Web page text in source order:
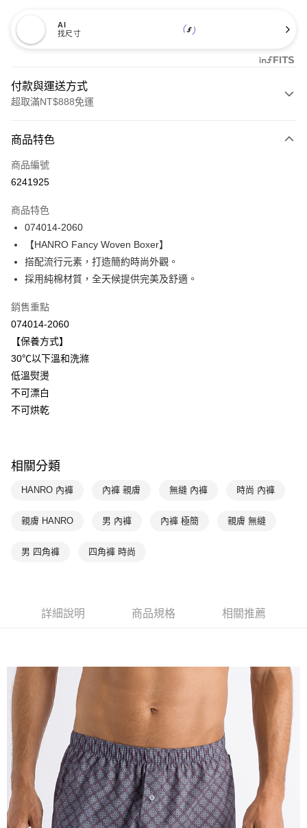
AI
找尺寸
付款與運送方式
超取滿NT$888免運
信用卡一次付款
信用卡分期付款
合作金庫商業銀行
華南商業銀行
上海商業儲蓄銀行
國泰世華商業銀行
兆豐國際商業銀行
臺灣中小企業銀行
台中商業銀行
聯邦商業銀行
台新國際商業銀行
台灣樂天信用卡公司
Apple Pay
悠遊付
ATM付款
運送方式
付款後全家取貨$888免運-以PackAge+配客嘉循環箱包裝寄出
每筆NT$90，滿NT$888(含以上)免運費
付款後7-11取貨
每筆NT$90，滿NT$1,000(含以上)免運費
商品特色
商品編號
6241925
商品特色
074014-2060
【HANRO Fancy Woven Boxer】
搭配流行元素，打造簡約時尚外觀。
採用純棉材質，全天候提供完美及舒適。
銷售重點
074014-2060
【保養方式】
30℃以下溫和洗滌
低溫熨燙
不可漂白
不可烘乾
相關分類
HANRO 內褲 內褲 親膚 無縫 內褲 時尚 內褲
親膚 HANRO 男 內褲 內褲 極簡 親膚 無縫
男 四角褲 四角褲 時尚
詳細說明 商品規格 相關推薦